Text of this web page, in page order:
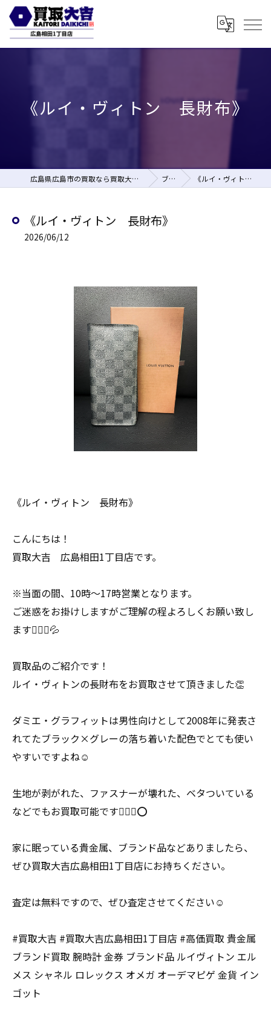
《ルイ・ヴィトン 長財布》
広島県広島市の買取なら買取大吉 広島相田1丁目店 ブログ 《ルイ・ヴィトン 長財布》
《ルイ・ヴィトン 長財布》
2026/06/12
《ルイ・ヴィトン 長財布》
こんにちは！
買取大吉 広島相田1丁目店です。
※当面の間、10時〜17時営業となります。
ご迷惑をお掛けしますがご理解の程よろしくお願い致し
ます🙇🏻‍♀️💦
買取品のご紹介です！
ルイ・ヴィトンの長財布をお買取させて頂きました👏
ダミエ・グラフィットは男性向けとして2008年に発表さ
れてたブラック×グレーの落ち着いた配色でとても使い
やすいですよね☺️
生地が剥がれた、ファスナーが壊れた、ベタついている
などでもお買取可能です🙆🏻‍♀️⭕️
家に眠っている貴金属、ブランド品などありましたら、
ぜひ買取大吉広島相田1丁目店にお持ちください。
査定は無料ですので、ぜひ査定させてください☺️
#買取大吉 #買取大吉広島相田1丁目店 #高価買取 貴金属
ブランド買取 腕時計 金券 ブランド品 ルイヴィトン エル
メス シャネル ロレックス オメガ オーデマピゲ 金貨 イン
ゴット